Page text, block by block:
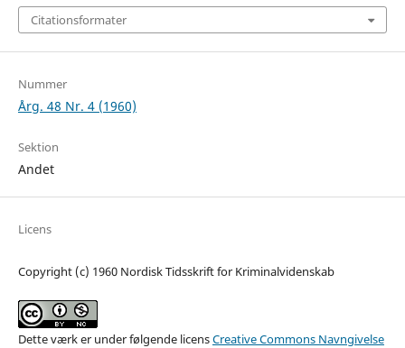
Citationsformater
Nummer
Årg. 48 Nr. 4 (1960)
Sektion
Andet
Licens
Copyright (c) 1960 Nordisk Tidsskrift for Kriminalvidenskab
Dette værk er under følgende licensCreative Commons Navngivelse